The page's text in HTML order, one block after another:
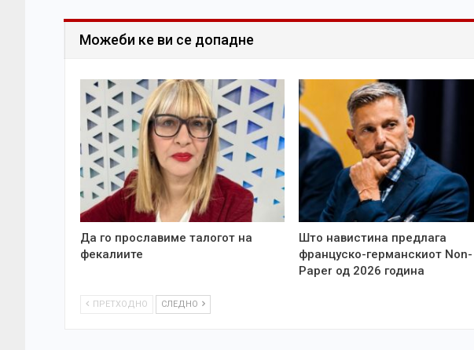
Можеби ке ви се допадне
Да го прославиме талогот на
фекалиите
Што навистина предлага
француско-германскиот Non-
Paper од 2026 година
ПРЕТХОДНО СЛЕДНО